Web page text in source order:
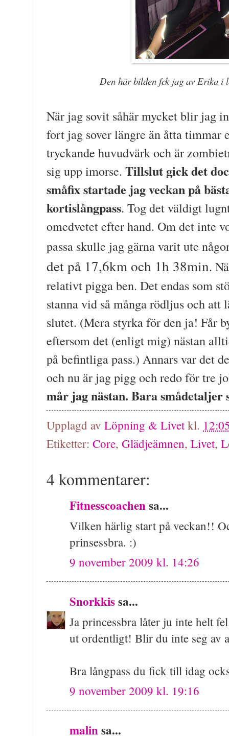
Den här bilden fck jag av Erika i
När jag sovit såhär mycket blir jag
fort jag sover längre än åtta timmar
tryckande huvudvärk och är
sig upp imorse. Tillslut gick det
småfix startade jag veckan på
kortislångpass. Tog det väldigt
omedvetet efter hand. Om det inte
passa skulle jag gärna varit ute
det på 17,6km och 1h 38min.
relativt pigga ben. Det endas som
stanna vid så många rödljus och att
slutet. (Mera styrka för den ja! Får
eftersom det (enligt mig) nästan
på befintliga pass.) Annars var det
och nu är jag pigg och redo för tre
mår jag nästan. Bara smådetaljer
Upplagd av Löpning & Livet kl.
Etiketter: Core, Glädjeämnen, Livet,
4 kommentarer:
Fitnesscoachensa...
Vilken härlig start på veckan!!
prinsessbra. :)
9 november 2009 kl. 14:26
Snorkkissa...
Ja princessbra låter ju inte helt
ut ordentligt! Blir du inte seg av
Bra långpass du fick till idag
9 november 2009 kl. 19:16
malinsa...